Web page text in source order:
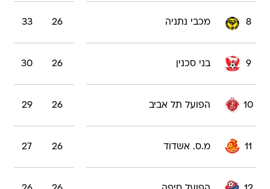
8 מכבי נתניה 26
33
9 בני סכנין 26
30
10 הפועל תל אביב 26
29
11 מ.ס. אשדוד 26
27